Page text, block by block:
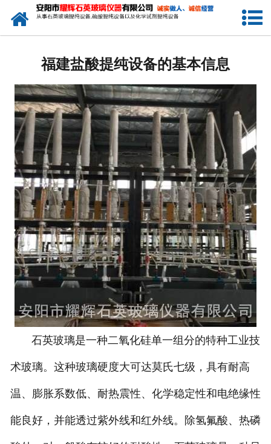
网站首页
产品中心
生产设备
工程业绩
发货展示
联系我们
福建盐酸提纯设备的基本信息
石英玻璃是一种二氧化硅单一组分的特种工业技
术玻璃。这种玻璃硬度大可达莫氏七级，具有耐高
温、膨胀系数低、耐热震性、化学稳定性和电绝缘性
能良好，并能透过紫外线和红外线。除氢氟酸、热磷